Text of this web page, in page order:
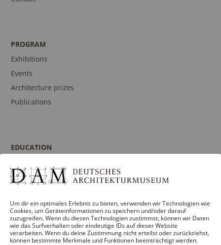
Um dir ein optimales Erlebnis zu bieten, verwenden wir Technologien wie
Cookies, um Geräteinformationen zu speichern und/oder darauf
zuzugreifen. Wenn du diesen Technologien zustimmst, können wir Daten
wie das Surfverhalten oder eindeutige IDs auf dieser Website
verarbeiten. Wenn du deine Zustimmung nicht erteilst oder zurückziehst,
können bestimmte Merkmale und Funktionen beeinträchtigt werden.
PROGRAM
Exhibitions
Events
Architecture prizes
Publications
EDUCATION
Guidances and Tours
Contact person